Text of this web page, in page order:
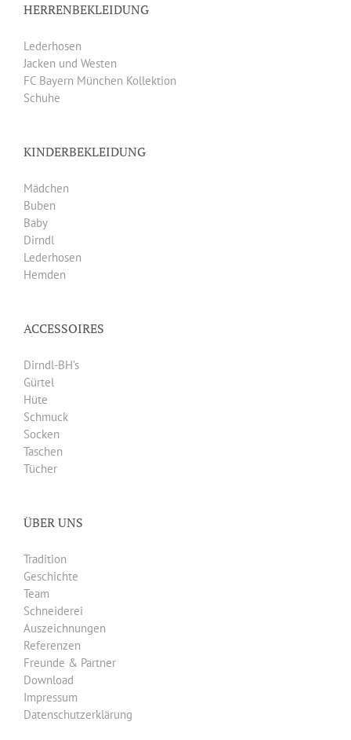
HERRENBEKLEIDUNG
Lederhosen
Jacken und Westen
FC Bayern München Kollektion
Schuhe
KINDERBEKLEIDUNG
Mädchen
Buben
Baby
Dirndl
Lederhosen
Hemden
ACCESSOIRES
Dirndl-BH’s
Gürtel
Hüte
Schmuck
Socken
Taschen
Tücher
ÜBER UNS
Tradition
Geschichte
Team
Schneiderei
Auszeichnungen
Referenzen
Freunde & Partner
Download
Impressum
Datenschutzerklärung